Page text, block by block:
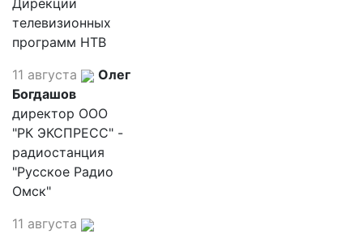
Дирекции
телевизионных
программ НТВ
11 августа
Олег
Богдашов
директор ООО
"РК ЭКСПРЕСС" -
радиостанция
"Русское Радио
Омск"
11 августа